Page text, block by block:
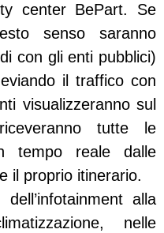
center BePart. Se
senso saranno
con gli enti pubblici)
il traffico con
visualizzeranno sul
tutte le
tempo reale dalle
il proprio itinerario.
alla
nelle